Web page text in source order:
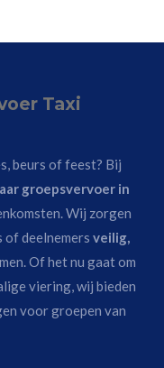
Taxi
beurs of feest? Bij
groepsvervoer in
Wij zorgen
of deelnemers veilig,
Of het nu gaat om
viering, wij bieden
voor groepen van